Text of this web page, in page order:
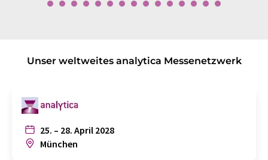
Unser weltweites analytica Messenetzwerk
25. – 28. April 2028
München